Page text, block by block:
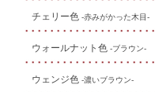
チェリー色 -赤みがかった木目-
ウォールナット色 -ブラウン-
ウェンジ色 -濃いブラウン-